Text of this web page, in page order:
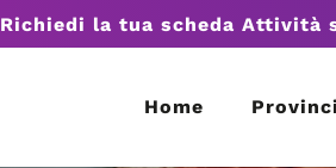
Richiedi la tua scheda Attività
Home